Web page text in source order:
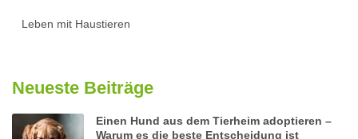
Leben mit Haustieren
Neueste Beiträge
Einen Hund aus dem Tierheim adoptieren –
Warum es die beste Entscheidung ist